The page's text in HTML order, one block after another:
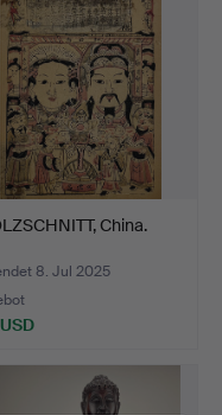
China.
8. Jul 2025